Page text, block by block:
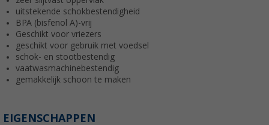
uitstekende schokbestendigheid
BPA (bisfenol A)-vrij
Geschikt voor vriezers
geschikt voor gebruik met voedsel
schok- en stootbestendig
vaatwasmachinebestendig
gemakkelijk schoon te maken
EIGENSCHAPPEN